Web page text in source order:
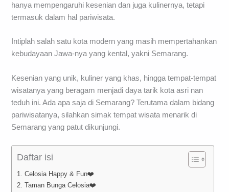
hanya mempengaruhi kesenian dan juga kulinernya, tetapi
termasuk dalam hal pariwisata.
Intiplah salah satu kota modern yang masih mempertahankan
kebudayaan Jawa-nya yang kental, yakni Semarang.
Kesenian yang unik, kuliner yang khas, hingga tempat-tempat
wisatanya yang beragam menjadi daya tarik kota asri nan
teduh ini. Ada apa saja di Semarang? Terutama dalam bidang
pariwisatanya, silahkan simak tempat wisata menarik di
Semarang yang patut dikunjungi.
Daftar isi
1. Celosia Happy & Fun❤️
2. Taman Bunga Celosia❤️